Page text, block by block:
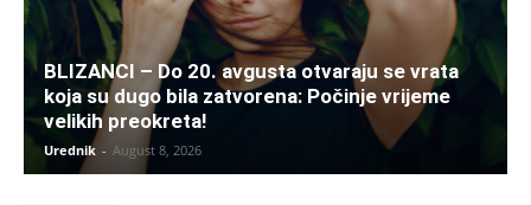
BLIZANCI – Do 20. avgusta otvaraju se vrata
koja su dugo bila zatvorena: Počinje vrijeme
velikih preokreta!
Urednik - August 8, 2026